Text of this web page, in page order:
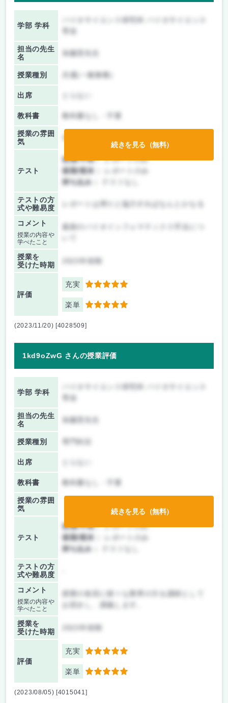
学部 学科
担当の先生
名
加藤晃先生
授業種別 共通(一般教養)
出席
教科書 教科書なし・不要
授業の雰囲
気
テスト
前期/中間：レポートのみ
後期/期末：
持ち込み：
テストの方
式や難易度
レポートは周りと協力すればなんとかなる
コメント
授業の内容や
学べたこと
最新のバイオインフォマティクス手法につ
授業を
受けた時期
評価
充実 5
楽単 5
続きを見る（無料）
(2023/11/20) [4028509]
1kd9oZwG さんの授業評価
学部 学科
担当の先生
名
加藤晃先生
授業種別
出席
教科書 教科書なし・不要
授業の雰囲
気
テスト
前期/中間：レポートのみ
後期/期末：
持ち込み：
テストの方
式や難易度
コメント
授業の内容や
学べたこと
授業の各回に様々な業界の方を講師として
お招きし、講義します。
授業を
受けた時期
評価
充実 5
楽単 5
続きを見る（無料）
(2023/08/05) [4015041]